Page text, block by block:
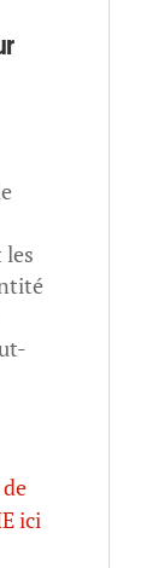
ici